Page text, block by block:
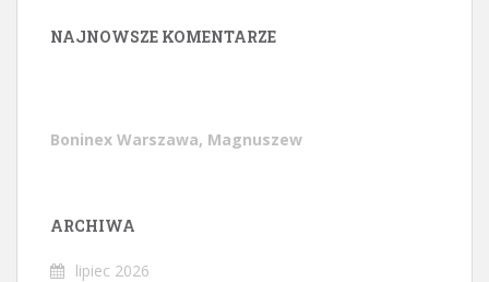
NAJNOWSZE KOMENTARZE
Boninex Warszawa, Magnuszew
ARCHIWA
lipiec 2026